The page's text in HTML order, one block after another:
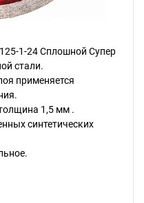
1-24 Сплошной Супер
стали.
применяется
1,5 мм .
синтетических